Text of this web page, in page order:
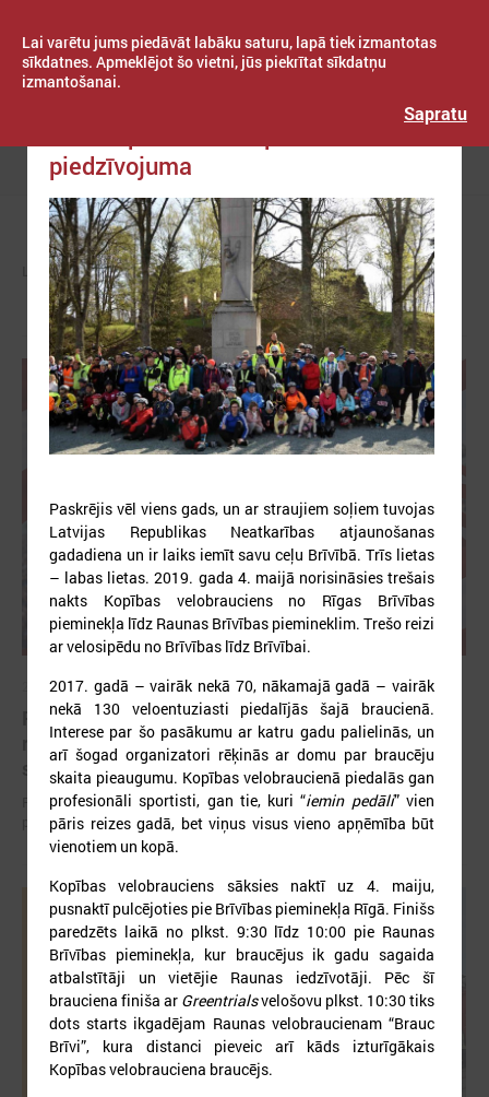
Lai varētu jums piedāvāt labāku saturu, lapā tiek izmantotas
sīkdatnes. Apmeklējot šo vietni, jūs piekrītat sīkdatņu
izmantošanai.
Sapratu
Izvēlne
ZIŅAS PAŠVALDĪBĀS
2026. gada 12. jūnijs
Publicēta konferences “Tautas sapulcei – 36”
rezolūcija par vietējās pārstāvniecības
stiprināšanu Latvijā
Publicēta konferences “Tautas sapulcei – 36” rezolūcija par vietējās
pārstāvniecības stiprināšanu Latvijā
piedzīvojuma
Paskrējis vēl viens gads, un ar straujiem soļiem tuvojas
Latvijas Republikas Neatkarības atjaunošanas
gadadiena un ir laiks iemīt savu ceļu Brīvībā. Trīs lietas
– labas lietas. 2019. gada 4. maijā norisināsies trešais
nakts Kopības velobrauciens no Rīgas Brīvības
pieminekļa līdz Raunas Brīvības piemineklim. Trešo reizi
ar velosipēdu no Brīvības līdz Brīvībai.
2017. gadā – vairāk nekā 70, nākamajā gadā – vairāk
nekā 130 veloentuziasti piedalījās šajā braucienā.
Interese par šo pasākumu ar katru gadu palielinās, un
arī šogad organizatori rēķinās ar domu par braucēju
skaita pieaugumu. Kopības velobraucienā piedalās gan
profesionāli sportisti, gan tie, kuri “iemin pedāli” vien
pāris reizes gadā, bet viņus visus vieno apņēmība būt
vienotiem un kopā.
Kopības velobrauciens sāksies naktī uz 4. maiju,
pusnaktī pulcējoties pie Brīvības pieminekļa Rīgā. Finišs
paredzēts laikā no plkst. 9:30 līdz 10:00 pie Raunas
Brīvības pieminekļa, kur braucējus ik gadu sagaida
atbalstītāji un vietējie Raunas iedzīvotāji. Pēc šī
brauciena finiša ar Greentrialsvelošovu plkst. 10:30 tiks
dots starts ikgadējam Raunas velobraucienam “Brauc
Brīvi”, kura distanci pieveic arī kāds izturīgākais
Kopības velobrauciena braucējs.